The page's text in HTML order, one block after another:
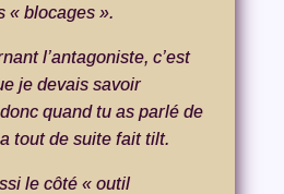
« blocages ».
l’antagoniste, c’est
je devais savoir
quand tu as parlé de
tout de suite fait tilt.
le côté « outil